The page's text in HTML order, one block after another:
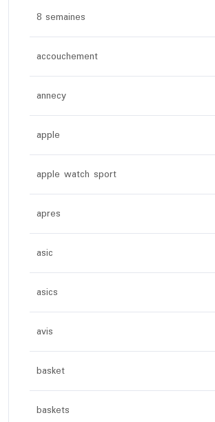
8 semaines
accouchement
annecy
apple
apple watch sport
apres
asic
asics
avis
basket
baskets